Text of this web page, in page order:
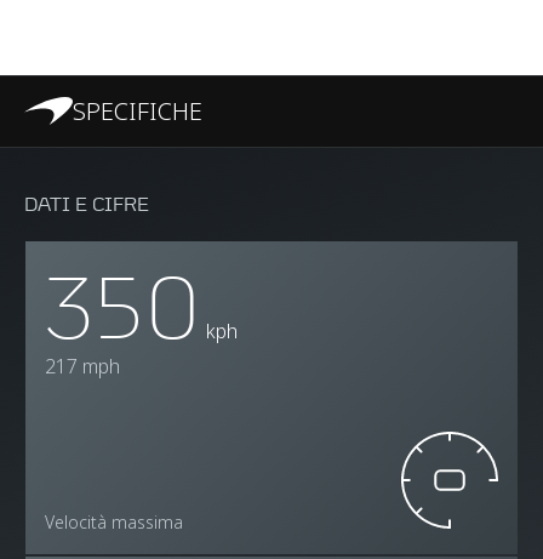
SPECIFICHE
DATI E CIFRE
350 kph
217 mph
Velocità massima